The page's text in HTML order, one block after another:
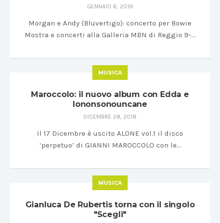
GENNAIO 6, 2019
Morgan e Andy (Bluvertigo): concerto per Bowie
Mostra e concerti alla Galleria MBN di Reggio 9-…
MUSICA
Maroccolo: il nuovo album con Edda e
Iononsonouncane
DICEMBRE 28, 2018
Il 17 Dicembre è uscito ALONE vol.1 il disco
‘perpetuo’ di GIANNI MAROCCOLO con le…
MUSICA
Gianluca De Rubertis torna con il singolo
"Scegli"